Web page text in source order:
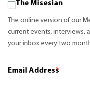
The Misesian
The online version of our
current events, interviews,
your inbox every two
Email Address
*